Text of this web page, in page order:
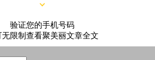
验证您的手机号码
无限制查看聚美丽文章全文